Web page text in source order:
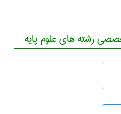
رشته های علوم پایه